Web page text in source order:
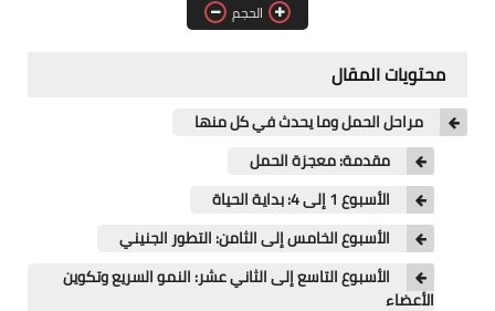
أقوال وحكم عن الأمل
حكم وأقوال عن الفكاهة
الحجم
محتويات المقال
مراحل الحمل وما يحدث في كل منها
مقدمة: معجزة الحمل
الأسبوع 1 إلى 4: بداية الحياة
الأسبوع الخامس إلى الثامن: التطور الجنيني
الأسبوع التاسع إلى الثاني عشر: النمو السريع وتكوين
الأعضاء